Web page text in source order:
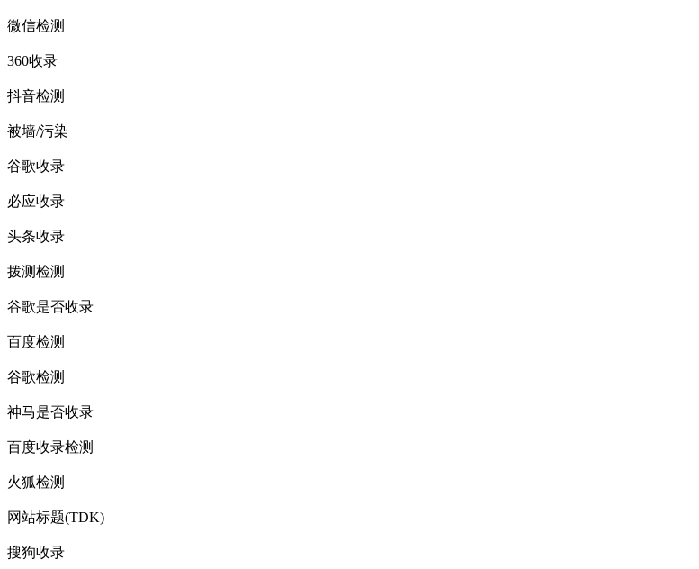
微信检测
360收录
抖音检测
被墙/污染
谷歌收录
必应收录
头条收录
拨测检测
谷歌是否收录
百度检测
谷歌检测
神马是否收录
百度收录检测
火狐检测
网站标题(TDK)
搜狗收录